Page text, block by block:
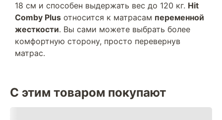
18 см и способен выдержать вес до 120 кг. Hit
Comby Plus относится к матрасам переменной
жесткости. Вы сами можете выбрать более
комфортную сторону, просто перевернув
матрас.
С этим товаром покупают